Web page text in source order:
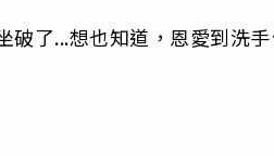
破了...想也知道，恩愛到洗